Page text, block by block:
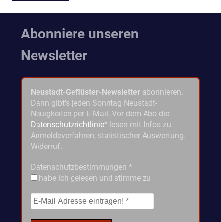
Abonniere unseren
Newsletter
Neustadt-Geflüster-Newsletter abonnieren.
Dann gibt's jeden Sonntag Neustadt-
Neuigkeiten per E-Mail. Vor dem Abo die
Datenschutzrichtlinie* lesen mit Infos zu
Anmeldeverfahren, statistischer Auswertung,
Widerruf.
Datenschutzbestimmungen *
habe ich gelesen und stimme zu